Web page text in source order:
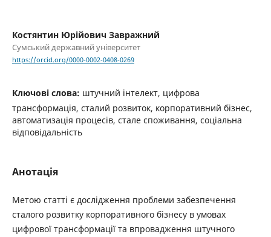
Костянтин Юрійович Завражний
Сумський державний університет
https://orcid.org/0000-0002-0408-0269
Ключові слова: штучний інтелект, цифрова
трансформація, сталий розвиток, корпоративний бізнес,
автоматизація процесів, стале споживання, соціальна
відповідальність
Анотація
Метою статті є дослідження проблеми забезпечення
сталого розвитку корпоративного бізнесу в умовах
цифрової трансформації та впровадження штучного